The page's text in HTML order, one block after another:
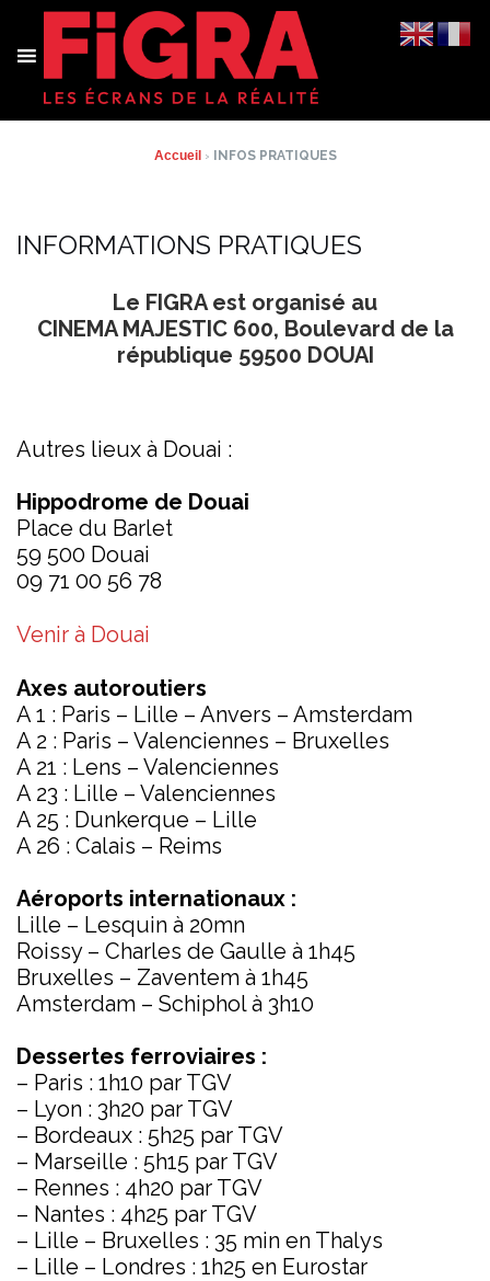
contenu
Accueil › INFOS PRATIQUES
INFORMATIONS PRATIQUES
Le FIGRA est organisé au
CINEMA MAJESTIC 600, Boulevard de la
république 59500 DOUAI
Autres lieux à Douai :
Hippodrome de Douai
Place du Barlet
59 500 Douai
09 71 00 56 78
Venir à Douai
Axes autoroutiers
A 1 : Paris – Lille – Anvers – Amsterdam
A 2 : Paris – Valenciennes – Bruxelles
A 21 : Lens – Valenciennes
A 23 : Lille – Valenciennes
A 25 : Dunkerque – Lille
A 26 : Calais – Reims
Aéroports internationaux :
Lille – Lesquin à 20mn
Roissy – Charles de Gaulle à 1h45
Bruxelles – Zaventem à 1h45
Amsterdam – Schiphol à 3h10
Dessertes ferroviaires :
– Paris : 1h10 par TGV
– Lyon : 3h20 par TGV
– Bordeaux : 5h25 par TGV
– Marseille : 5h15 par TGV
– Rennes : 4h20 par TGV
– Nantes : 4h25 par TGV
– Lille – Bruxelles : 35 min en Thalys
– Lille – Londres : 1h25 en Eurostar